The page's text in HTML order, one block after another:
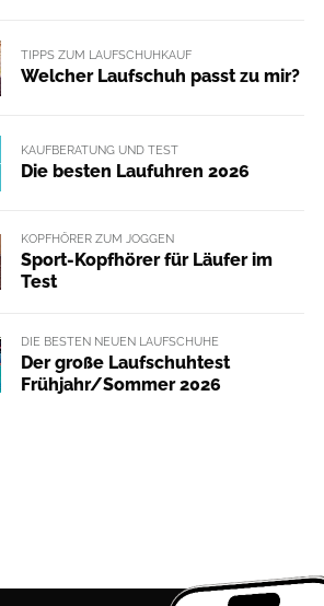
TIPPS ZUM LAUFSCHUHKAUF
Welcher Laufschuh passt zu mir?
KAUFBERATUNG UND TEST
Die besten Laufuhren 2026
KOPFHÖRER ZUM JOGGEN
Sport-Kopfhörer für Läufer im
Test
DIE BESTEN NEUEN LAUFSCHUHE
Der große Laufschuhtest
Frühjahr/Sommer 2026